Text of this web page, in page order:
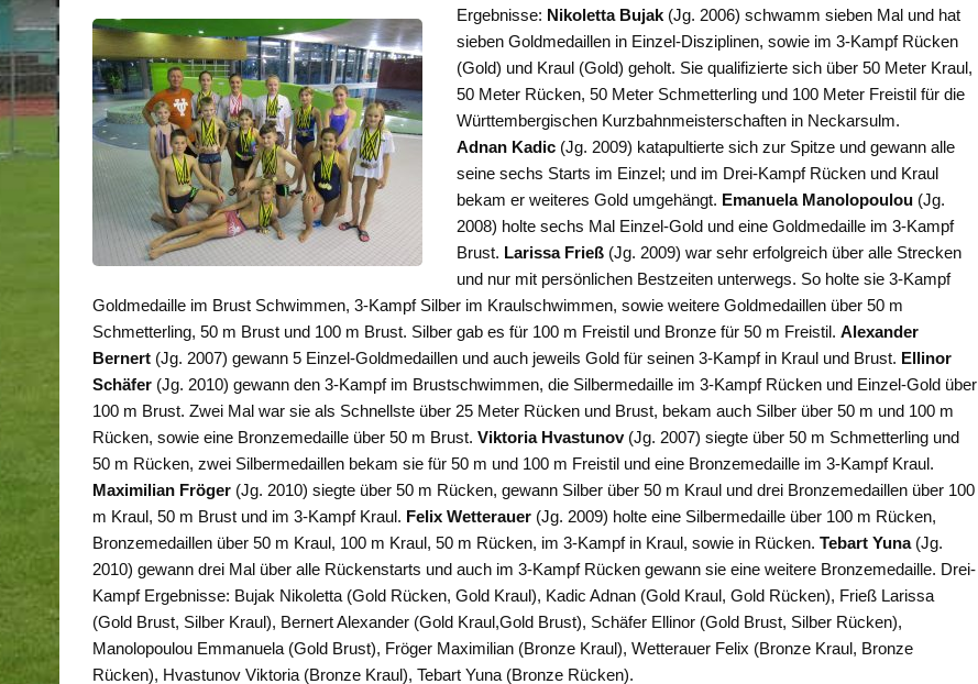
Ergebnisse: Nikoletta Bujak(Jg. 2006) schwamm sieben Mal und hat
sieben Goldmedaillen in Einzel-Disziplinen, sowie im 3-Kampf Rücken
(Gold) und Kraul (Gold) geholt. Sie qualifizierte sich über 50 Meter Kraul,
50 Meter Rücken, 50 Meter Schmetterling und 100 Meter Freistil für die
Württembergischen Kurzbahnmeisterschaften in Neckarsulm.
Adnan Kadic(Jg. 2009) katapultierte sich zur Spitze und gewann alle
seine sechs Starts im Einzel; und im Drei-Kampf Rücken und Kraul
bekam er weiteres Gold umgehängt. Emanuela Manolopoulou(Jg.
2008) holte sechs Mal Einzel-Gold und eine Goldmedaille im 3-Kampf
Brust. Larissa Frieß(Jg. 2009) war sehr erfolgreich über alle Strecken
und nur mit persönlichen Bestzeiten unterwegs. So holte sie 3-Kampf
Goldmedaille im Brust Schwimmen, 3-Kampf Silber im Kraulschwimmen, sowie weitere Goldmedaillen über 50 m
Schmetterling, 50 m Brust und 100 m Brust. Silber gab es für 100 m Freistil und Bronze für 50 m Freistil.Alexander
Bernert (Jg. 2007) gewann 5 Einzel-Goldmedaillen und auch jeweils Gold für seinen 3-Kampf in Kraul und Brust. Ellinor
Schäfer (Jg. 2010) gewann den 3-Kampf im Brustschwimmen, die Silbermedaille im 3-Kampf Rücken und Einzel-Gold über
100 m Brust. Zwei Mal war sie als Schnellste über 25 Meter Rücken und Brust, bekam auch Silber über 50 m und 100 m
Rücken, sowie eine Bronzemedaille über 50 m Brust.Viktoria Hvastunov (Jg. 2007) siegte über 50 m Schmetterling und
50 m Rücken, zwei Silbermedaillen bekam sie für 50 m und 100 m Freistil und eine Bronzemedaille im 3-Kampf Kraul.
Maximilian Fröger (Jg. 2010) siegte über 50 m Rücken, gewann Silber über 50 m Kraul und drei Bronzemedaillen über 100
m Kraul, 50 m Brust und im 3-Kampf Kraul. Felix Wetterauer (Jg. 2009) holte eine Silbermedaille über 100 m Rücken,
Bronzemedaillen über 50 m Kraul, 100 m Kraul, 50 m Rücken, im 3-Kampf in Kraul, sowie in Rücken.Tebart Yuna(Jg.
2010) gewann drei Mal über alle Rückenstarts und auch im 3-Kampf Rücken gewann sie eine weitere Bronzemedaille. Drei-
Kampf Ergebnisse: Bujak Nikoletta (Gold Rücken, Gold Kraul), Kadic Adnan (Gold Kraul, Gold Rücken), Frieß Larissa
(Gold Brust, Silber Kraul), Bernert Alexander (Gold Kraul,Gold Brust), Schäfer Ellinor (Gold Brust, Silber Rücken),
Manolopoulou Emmanuela (Gold Brust), Fröger Maximilian (Bronze Kraul), Wetterauer Felix (Bronze Kraul, Bronze
Rücken), Hvastunov Viktoria (Bronze Kraul), Tebart Yuna (Bronze Rücken).